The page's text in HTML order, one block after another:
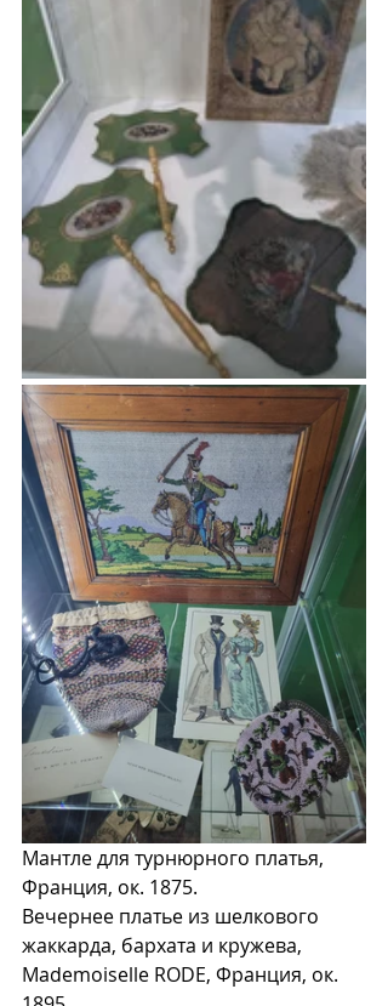
Мантле для турнюрного платья,
Франция, ок. 1875.
Вечернее платье из шелкового
жаккарда, бархата и кружева,
Mademoiselle RODE, Франция, ок.